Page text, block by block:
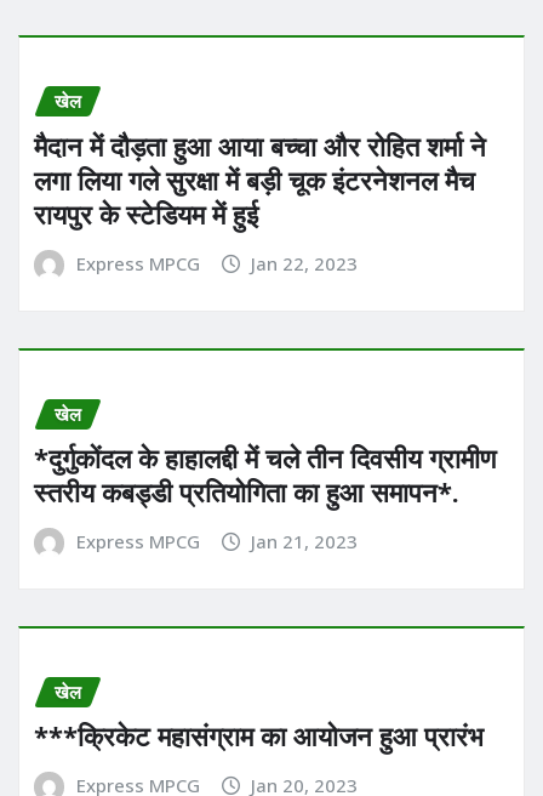
खेल
मैदान में दौड़ता हुआ आया बच्चा और रोहित शर्मा ने
लगा लिया गले सुरक्षा में बड़ी चूक इंटरनेशनल मैच
रायपुर के स्टेडियम में हुई
Express MPCG Jan 22, 2023
खेल
*दुर्गुकोंदल के हाहालद्दी में चले तीन दिवसीय ग्रामीण
स्तरीय कबड्डी प्रतियोगिता का हुआ समापन*.
Express MPCG Jan 21, 2023
खेल
***क्रिकेट महासंग्राम का आयोजन हुआ प्रारंभ
Express MPCG Jan 20, 2023